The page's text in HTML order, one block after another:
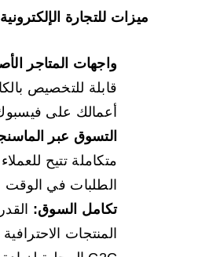
ميزات للتجارة الإلكترونية:
واجهات المتاجر الأصلية:
قابلة للتخصيص
أعمالك على فيسبوك.
التسوق عبر الماسنجر:
متكاملة تتيح للعملاء
الطلبات في الوقت
تكامل السوق:القدرة
المنتجات الاحترافية